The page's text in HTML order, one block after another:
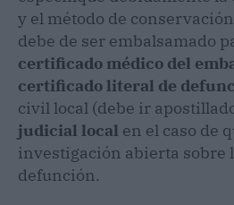
y el método de
debe de ser embalsamado
certificado médico del
certificado literal de
civil local (debe ir
judicial local en el caso de
investigación abierta sobre
defunción.